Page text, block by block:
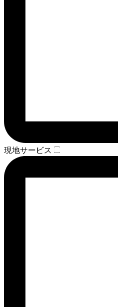
現地サービス